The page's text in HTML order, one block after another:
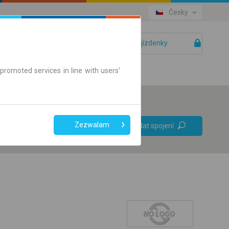
Česky
Vaše jízdenky
Pouze jízdenky online
Vyhledat spojení
+
services in line with users'
Zezwalam